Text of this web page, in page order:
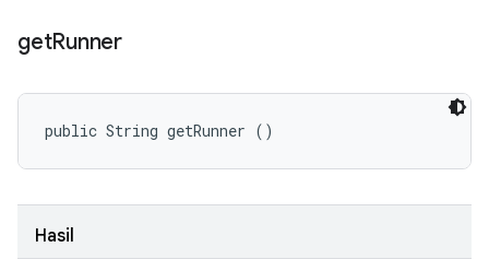
getRunner
public String getRunner ()
Hasil